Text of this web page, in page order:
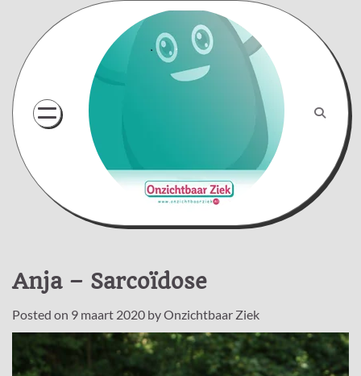
content
Anja – Sarcoïdose
Posted on 9 maart 2020 byOnzichtbaar Ziek